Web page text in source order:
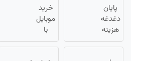
پایان
دغدغه
هزینه
های
خرید
موبایل
با
اسنپ